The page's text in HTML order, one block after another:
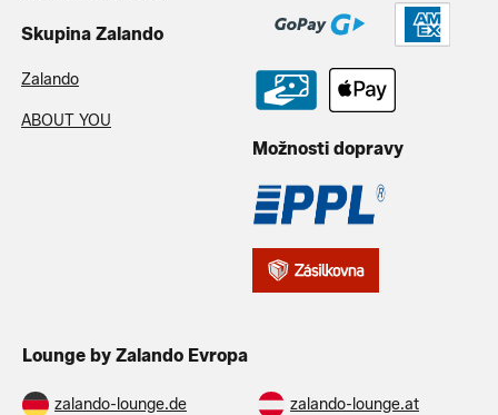
Skupina Zalando
Zalando
ABOUT YOU
Možnosti dopravy
Lounge by Zalando Evropa
zalando-lounge.de zalando-lounge.at